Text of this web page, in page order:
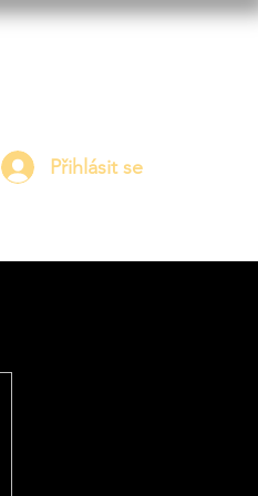
Přihlásit se